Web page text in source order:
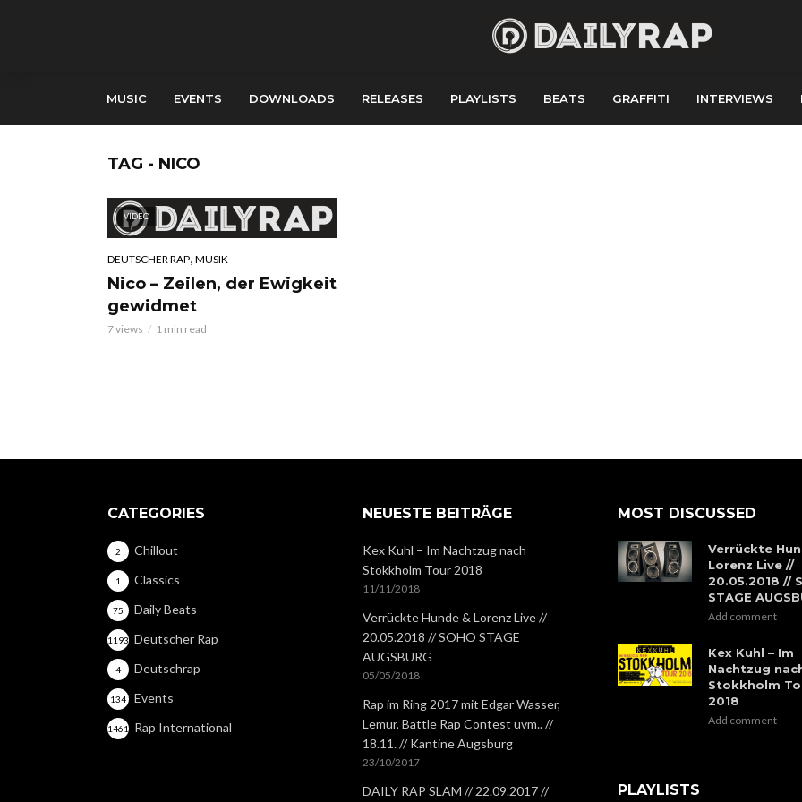
MUSIC EVENTS DOWNLOADS RELEASES PLAYLISTS BEATS GRAFFITI INTERVIEWS
TAG - NICO
VIDEO
DEUTSCHER RAP, MUSIK
Nico – Zeilen, der Ewigkeit
gewidmet
7 views 1 min read
CATEGORIES
Chillout
2
Classics
1
Daily Beats
75
Deutscher Rap
1193
Deutschrap
4
Events
134
Rap International
1461
NEUESTE BEITRÄGE
Kex Kuhl – Im Nachtzug nach
Stokkholm Tour 2018
11/11/2018
Verrückte Hunde & Lorenz Live //
20.05.2018 // SOHO STAGE
AUGSBURG
05/05/2018
Rap im Ring 2017 mit Edgar Wasser,
Lemur, Battle Rap Contest uvm.. //
18.11. // Kantine Augsburg
23/10/2017
DAILY RAP SLAM // 22.09.2017 //
MOST DISCUSSED
Verrückte
Lorenz Live //
20.05.2018 //
STAGE
Add comment
Kex Kuhl – Im
Nachtzug
Stokkholm
2018
Add comment
PLAYLISTS